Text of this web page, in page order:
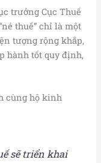
trưởng Cục Thuế
thuế” chỉ là một
tượng rộng khắp,
hành tốt quy định,
cùng hộ kinh
sẽ triển khai